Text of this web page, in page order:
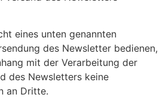
eines unten genannten
des Newsletter bedienen,
mit der Verarbeitung der
des Newsletters keine
an Dritte.